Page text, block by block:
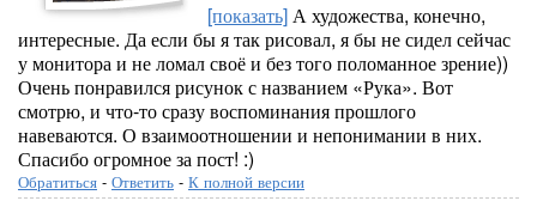
[показать]А художества, конечно,
интересные. Да если бы я так рисовал, я бы не сидел сейчас
у монитора и не ломал своё и без того поломанное зрение))
Очень понравился рисунок с названием «Рука». Вот
смотрю, и что-то сразу воспоминания прошлого
навеваются. О взаимоотношении и непонимании в них.
Спасибо огромное за пост! :)
Обратиться - Ответить - К полной версии